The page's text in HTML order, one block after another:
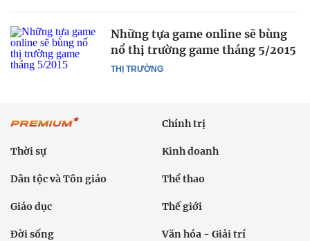
THỊ TRƯỜNG
Những tựa game online sẽ bùng
nổ thị trường game tháng 5/2015
Chính trị
Thời sự Kinh doanh
Dân tộc và Tôn giáo Thể thao
Giáo dục Thế giới
Đời sống Văn hóa - Giải trí